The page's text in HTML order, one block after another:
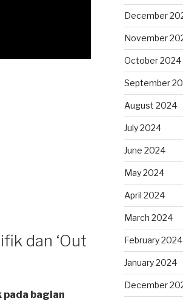
dan ‘Out
pada bagian
December
November
October 2024
September
August 2024
July 2024
June 2024
May 2024
April 2024
March 2024
February 2024
January 2024
December